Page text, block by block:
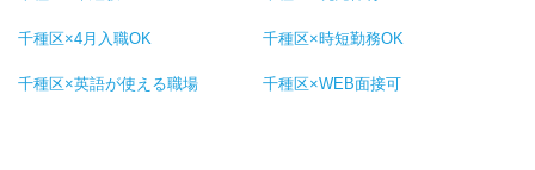
千種区×4月入職OK 千種区×時短勤務OK
千種区×英語が使える職場 千種区×WEB面接可